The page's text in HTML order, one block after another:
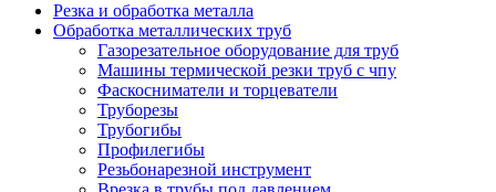
Резка и обработка металла
Обработка металлических труб
Газорезательное оборудование для труб
Машины термической резки труб с чпу
Фаскосниматели и торцеватели
Труборезы
Трубогибы
Профилегибы
Резьбонарезной инструмент